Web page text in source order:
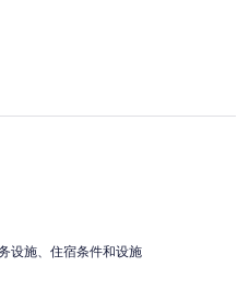
takes about 45 mins from
设施、住宿条件和设施